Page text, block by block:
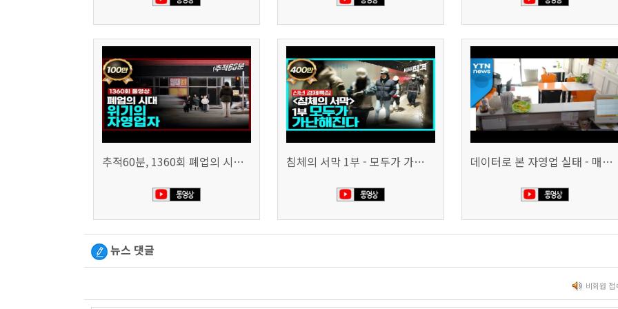
추적60분, 1360회 폐업의 시대, 위기의 자영업자 침체의 서막 1부 - 모두가 가난해진다 | 시사직격 신년특집 데이터로 본 자영업 실태 - 매출 '뚝', 장수 업소도 '휘청'
뉴스 댓글
비회원 접